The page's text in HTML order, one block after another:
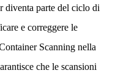
diventa parte del ciclo di
e correggere le
Scanning nella
che le scansioni